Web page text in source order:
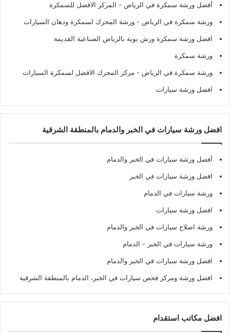
أفضل ورشة سمكرة في الرياض - المركز الافضل للسمكرة
ورشة سمكرة في الرياض - ورشة المحرك لسمكرة ودهان السيارات
افضل ورشة سمكرة ورش بوية بالرياض الصناعية القديمة
ورشة سمكرة
ورشة سمكرة في الرياض - مركز المحرك الافضل لسمكرة السيارات
افضل ورشة سيارات
افضل ورشة سيارات في الخبر والدمام بالمنطقة الشرقية
أفضل ورشة سيارات في الخبر والدمام
افضل ورشة سيارات في الخبر
ورشة سيارات في الدمام
افضل ورشة سيارات
ورشة اصلاح سيارات في الخبر والدمام
ورشة سيارات في الخبر - الدمام
افضل ورشة سيارات في الخبر والدمام
افضل ورشة ومركز فحص سيارات في الخبر، الدمام بالمنطقة الشرقية
افضل مكاتب استقدام